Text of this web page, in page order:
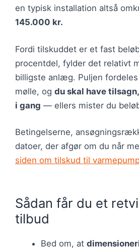
en typisk installation altså
145.000 kr.
Fordi tilskuddet er et fast
procentdel, fylder det relativt
billigste anlæg. Puljen
mølle, og du skal have
i gang — ellers mister du
Betingelserne,
datoer, der afgør om du når
siden om tilskud til
Sådan får du et
tilbud
Bed om, at